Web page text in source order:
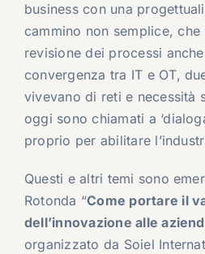
business con una
cammino non semplice, che
revisione dei processi
convergenza tra IT e OT,
vivevano di reti e necessità
oggi sono chiamati a
proprio per abilitare
Questi e altri temi sono
Rotonda “Come portare il
dell’innovazione alle
organizzato da Soiel